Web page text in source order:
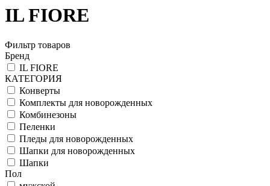
IL FIORE
Фильтр товаров
Бренд
IL FIORE
КАТЕГОРИЯ
Конверты
Комплекты для новорожденных
Комбинезоны
Пеленки
Пледы для новорожденных
Шапки для новорожденных
Шапки
Пол